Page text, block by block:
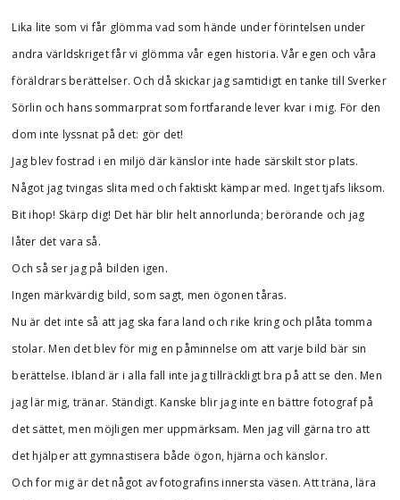
Lika lite som vi får glömma vad som hände under förintelsen under
andra världskriget får vi glömma vår egen historia. Vår egen och våra
föräldrars berättelser. Och då skickar jag samtidigt en tanke till Sverker
Sörlin och hans sommarprat som fortfarande lever kvar i mig. För den
dom inte lyssnat på det: gör det!
Jag blev fostrad i en miljö där känslor inte hade särskilt stor plats.
Något jag tvingas slita med och faktiskt kämpar med. Inget tjafs liksom.
Bit ihop! Skärp dig! Det här blir helt annorlunda; berörande och jag
låter det vara så.
Och så ser jag på bilden igen.
Ingen märkvärdig bild, som sagt, men ögonen tåras.
Nu är det inte så att jag ska fara land och rike kring och plåta tomma
stolar. Men det blev för mig en påminnelse om att varje bild bär sin
berättelse. Ibland är i alla fall inte jag tillräckligt bra på att se den. Men
jag lär mig, tränar. Ständigt. Kanske blir jag inte en bättre fotograf på
det sättet, men möjligen mer uppmärksam. Men jag vill gärna tro att
det hjälper att gymnastisera både ögon, hjärna och känslor.
Och for mig är det något av fotografins innersta väsen. Att träna, lära